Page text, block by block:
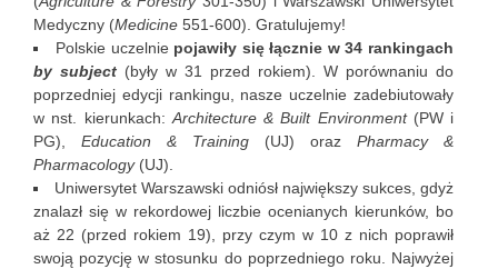
Medyczny (Medicine 551-600). Gratulujemy!
Polskie uczelnie pojawiły się łącznie w 34 rankingach
by subject (były w 31 przed rokiem). W porównaniu do
poprzedniej edycji rankingu, nasze uczelnie zadebiutowały
w nst. kierunkach:Architecture & Built Environment(PW i
PG), Education & Training (UJ) oraz Pharmacy &
Pharmacology(UJ).
Uniwersytet Warszawski odniósł największy sukces, gdyż
znalazł się w rekordowej liczbie ocenianych kierunków, bo
aż 22 (przed rokiem 19), przy czym w 10 z nich poprawił
swoją pozycję w stosunku do poprzedniego roku. Najwyżej